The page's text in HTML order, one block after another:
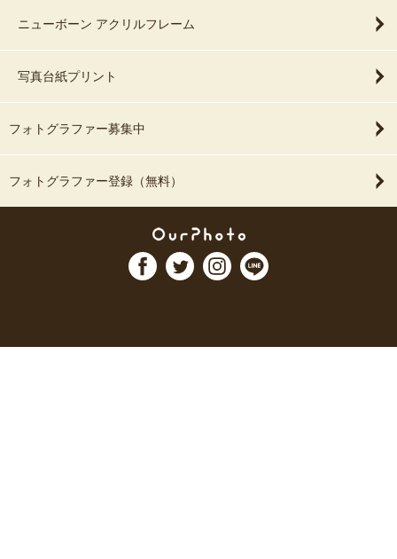
ニューボーン アクリルフレーム
写真台紙プリント
フォトグラファー募集中
フォトグラファー登録（無料）